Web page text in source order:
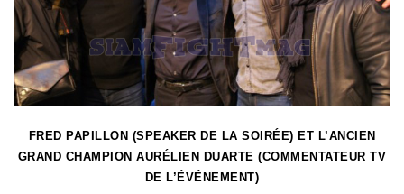
FRED PAPILLON (SPEAKER DE LA SOIRÉE) ET L’ANCIEN
GRAND CHAMPION AURÉLIEN DUARTE (COMMENTATEUR TV
DE L’ÉVÉNEMENT)